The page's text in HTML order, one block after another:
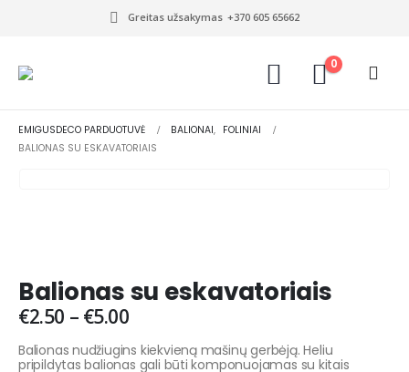
Greitas užsakymas +370 605 65662
0
EMIGUSDECO PARDUOTUVĖ BALIONAI, FOLINIAI
BALIONAS SU ESKAVATORIAIS
Balionas su eskavatoriais
€2.50 – €5.00
Balionas nudžiugins kiekvieną mašinų gerbėją. Heliu
pripildytas balionas gali būti komponuojamas su kitais